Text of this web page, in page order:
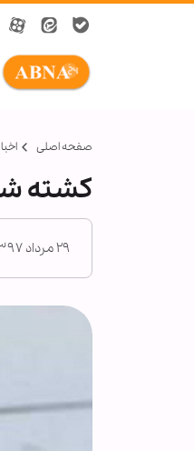
صفحه اصلی
کشته
۲۹ مرداد ۱۳۹۷ - ۱۴:۰۰